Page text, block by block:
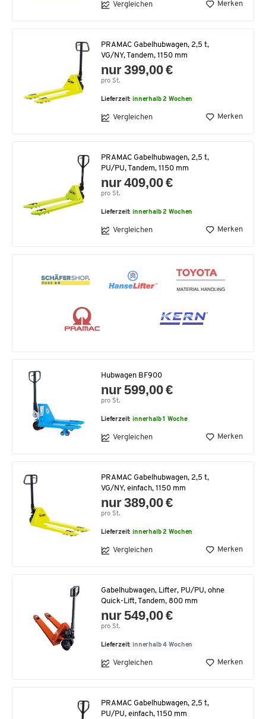
Vergleichen Merken
PRAMAC Gabelhubwagen, 2,5 t,
VG/NY, Tandem, 1150 mm
nur 399,00 €
pro St.
Lieferzeit:innerhalb 2 Wochen
Vergleichen Merken
PRAMAC Gabelhubwagen, 2,5 t,
PU/PU, Tandem, 1150 mm
nur 409,00 €
pro St.
Lieferzeit:innerhalb 2 Wochen
Vergleichen Merken
Hubwagen BF900
nur 599,00 €
pro St.
Lieferzeit:innerhalb 1 Woche
Vergleichen Merken
PRAMAC Gabelhubwagen, 2,5 t,
VG/NY, einfach, 1150 mm
nur 389,00 €
pro St.
Lieferzeit:innerhalb 2 Wochen
Vergleichen Merken
Gabelhubwagen, Lifter, PU/PU, ohne
Quick-Lift, Tandem, 800 mm
nur 549,00 €
pro St.
Lieferzeit: innerhalb 4 Wochen
Vergleichen Merken
PRAMAC Gabelhubwagen, 2,5 t,
PU/PU, einfach, 1150 mm